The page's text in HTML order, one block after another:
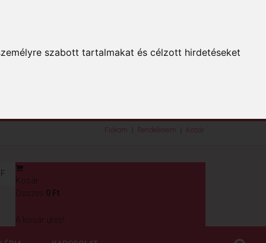
szabott tartalmakat és célzott hirdetéseket
Fiókom Rendeléseim Kosár
Kosár
Összes: 0 Ft
A kosár üres!